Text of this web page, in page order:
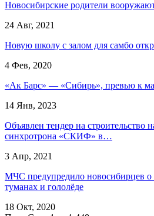
Новосибирские родители
24 Авг, 2021
Новую школу с залом для самбо
4 Фев, 2020
«Ак Барс» — «Сибирь», превью к
14 Янв, 2023
Объявлен тендер на строительство
синхротрона «СКИФ» в…
3 Апр, 2021
МЧС предупредило новосибирцев о
туманах и гололёде
18 Окт, 2020